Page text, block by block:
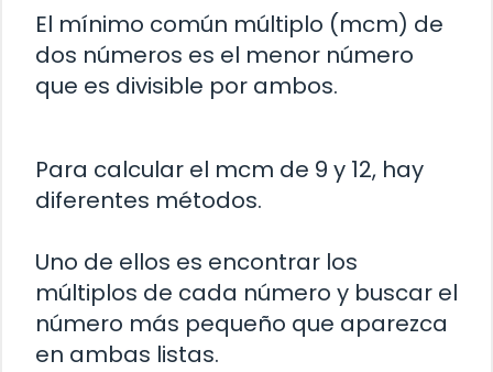
El mínimo común múltiplo (mcm) de
dos números es el menor número
que es divisible por ambos.
Para calcular el mcm de 9 y 12, hay
diferentes métodos.
Uno de ellos es encontrar los
múltiplos de cada número y buscar el
número más pequeño que aparezca
en ambas listas.